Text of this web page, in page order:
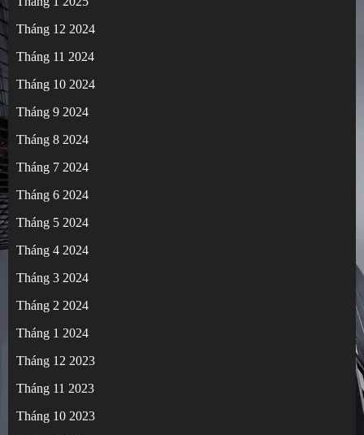
Tháng 12 2024
Tháng 11 2024
Tháng 10 2024
Tháng 9 2024
Tháng 8 2024
Tháng 7 2024
Tháng 6 2024
Tháng 5 2024
Tháng 4 2024
Tháng 3 2024
Tháng 2 2024
Tháng 1 2024
Tháng 12 2023
Tháng 11 2023
Tháng 10 2023